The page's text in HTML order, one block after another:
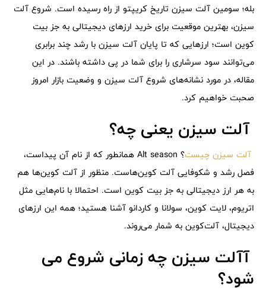
بله؛ سومین آلت سیزن تاریخ کریپتو از راه رسیده است. شروع آلت
سیزن، بهترین موقعیت برای خرید ارزهای دیجیتالی به جز بیت
کوین است؛ ارزهایی که تا پایان آلت سیزن با رشد چند برابری
می‌توانند سود سرشاری را برای شما در پی داشته باشند. در این
مقاله، در مورد نشانه‌های شروع آلت سیزن و وضعیت بازار امروز
صحبت خواهیم کرد.
آلت سیزن یعنی چه؟
آلت سیزن چیست
؟ Alt season همانطور که از نام آن پیداست،
فصل رشد و شکوفایی آلت کوین‌هاست. منظور از آلت کوین‌ها هم
به هر ارز دیجیتالی به جز بیت کوین است. احتمالا با نام‌هایی مثل
اتریوم، لایت کوین، سولانا و کاردانو آشنا هستید؛ همه این ارزهای
دیجیتال، آلت‌کوین به شمار می‌روند.
آآلت سیزن چه زمانی شروع می‌
شود؟